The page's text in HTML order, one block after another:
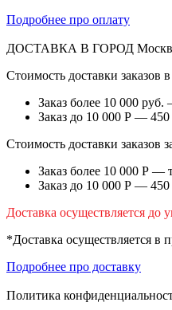
Подробнее про оплату
ДОСТАВКА В ГОРОД
Стоимость доставки
Заказ более 10 000
Заказ до 10 000 Р — 450
Стоимость доставки
Заказ более 10 000 Р
Заказ до 10 000 Р —
Доставка осуществляется до
*Доставка осуществляется
Подробнее про доставку
Политика